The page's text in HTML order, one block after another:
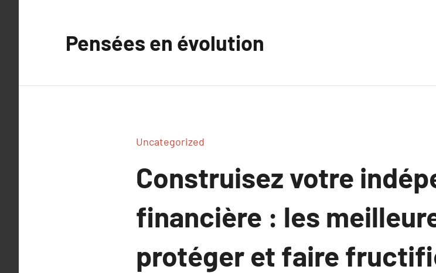
Pensées en évolution
Uncategorized
Construisez votre
financière : les
protéger et faire